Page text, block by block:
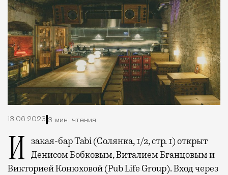
13.06.2023 3 мин. чтения
Изакая-бар Tabi (Солянка, 1/2, стр. 1) открыт Денисом Бобковым, Виталием Бганцовым и
Викторией Конюховой (Pub Life Group). Вход через